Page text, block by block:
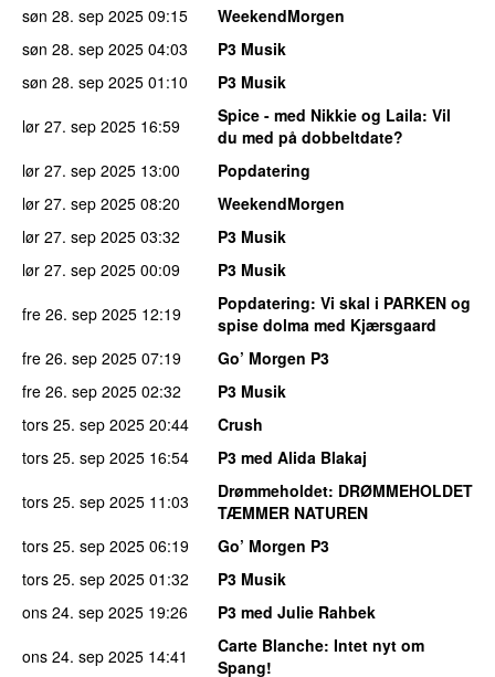
søn 28. sep 2025 09:15
WeekendMorgen
søn 28. sep 2025 04:03
P3 Musik
søn 28. sep 2025 01:10
P3 Musik
lør 27. sep 2025 16:59 Spice - med Nikkie og Laila: Vil
du med på dobbeltdate?
lør 27. sep 2025 13:00
Popdatering
lør 27. sep 2025 08:20
WeekendMorgen
lør 27. sep 2025 03:32
P3 Musik
lør 27. sep 2025 00:09
P3 Musik
fre 26. sep 2025 12:19 Popdatering: Vi skal i PARKEN og
spise dolma med Kjærsgaard
fre 26. sep 2025 07:19
Go’ Morgen P3
fre 26. sep 2025 02:32
P3 Musik
tors 25. sep 2025 20:44
Crush
tors 25. sep 2025 16:54
P3 med Alida Blakaj
tors 25. sep 2025 11:03 Drømmeholdet: DRØMMEHOLDET
TÆMMER NATUREN
tors 25. sep 2025 06:19
Go’ Morgen P3
tors 25. sep 2025 01:32
P3 Musik
ons 24. sep 2025 19:26
P3 med Julie Rahbek
ons 24. sep 2025 14:41 Carte Blanche: Intet nyt om
Spang!